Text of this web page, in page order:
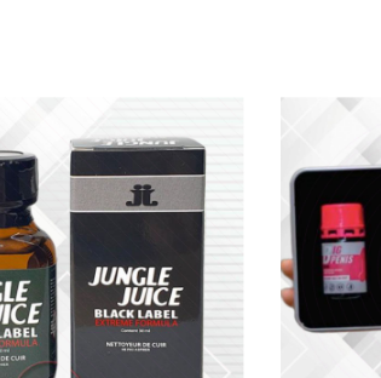
sau khi ngửi
không đau rát quá trình thâm
tốt hơn, kéo dài thời gian quan hệ.
giác thăng hoa, sảng khoái
và đầy
theo, nắp kín khí giúp giữ mùi lâu
đúng cách
(khôngđể dính lên da).